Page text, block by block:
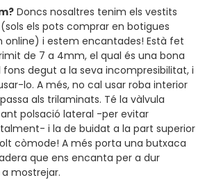
Doncs nosaltres tenim els vestits
(sols els pots comprar en botigues
online) i estem encantades! Està fet
de 7 a 4mm, el qual és una bona
degut a la seva incompresibilitat, i
lo. A més, no cal usar roba interior
als trilaminats. Té la vàlvula
polsació lateral -per evitar
i la de buidat a la part superior
còmode! A més porta una butxaca
que ens encanta per a dur
mostrejar.